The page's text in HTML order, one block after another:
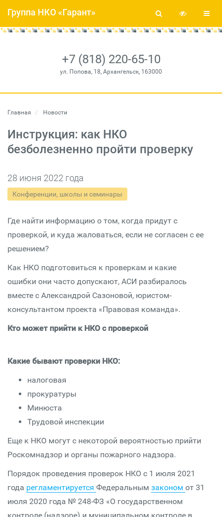
+7 (818) 220-65-10
ул. Попова, 18, Архангельск, 163000
Группа НКО «Гарант»
Главная Новости
Инструкция: как НКО
безболезненно пройти проверку
28 июня 2022 года
Конференции, школы и семинары
Где найти информацию о том, когда придут с
проверкой, и куда жаловаться, если не согласен с ее
решением?
Как НКО подготовиться к проверкам и какие
ошибки они часто допускают, АСИ разбиралось
вместе с Александрой Сазоновой, юристом-
консультантом проекта «Правовая команда».
Кто может прийти к НКО с проверкой
Какие бывают проверки НКО:
налоговая
прокуратуры
Минюста
Трудовой инспекции
Еще к НКО могут с некоторой вероятностью прийти
Роскомнадзор и органы пожарного надзора.
Порядок проведения проверок НКО с 1 июля 2021
года регламентируется Федеральным законом от 31
июля 2020 года № 248-ФЗ «О государственном